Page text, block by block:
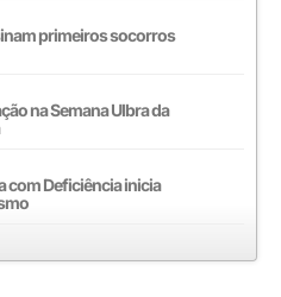
primeiros socorros
na Semana Ulbra da
com Deficiência inicia